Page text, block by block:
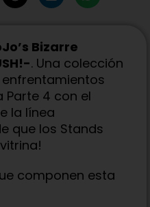
Bizarre
. Una colección
Parte 4 con el
la línea
que los Stands
componen esta